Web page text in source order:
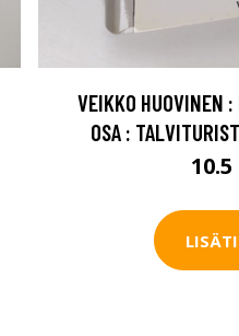
VEIKKO HUOVINEN
OSA :
10.5